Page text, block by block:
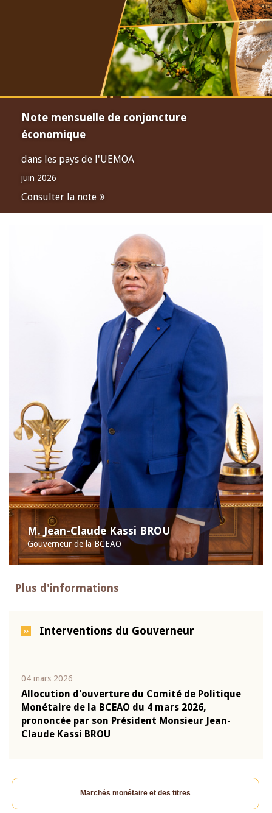
Note mensuelle de conjoncture
économique
dans les pays de l'UEMOA
juin 2026
Consulter la note
M. Jean-Claude Kassi BROU
Gouverneur de la BCEAO
Plus d'informations
Interventions du Gouverneur
04 mars 2026
Allocution d'ouverture du Comité de Politique
Monétaire de la BCEAO du 4 mars 2026,
prononcée par son Président Monsieur Jean-
Claude Kassi BROU
Marchés monétaire et des titres